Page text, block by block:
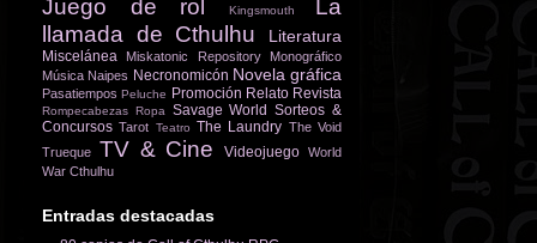
Juego de rol Kingsmouth
La
llamada de Cthulhu
Literatura
Miscelánea Miskatonic Repository
Monográfico
Música Naipes Necronomicón Novela gráfica
Pasatiempos Peluche Promoción Relato Revista
Rompecabezas Ropa Savage World Sorteos &
Concursos Tarot Teatro The Laundry The Void
Trueque TV & Cine Videojuego World
War Cthulhu
Entradas destacadas